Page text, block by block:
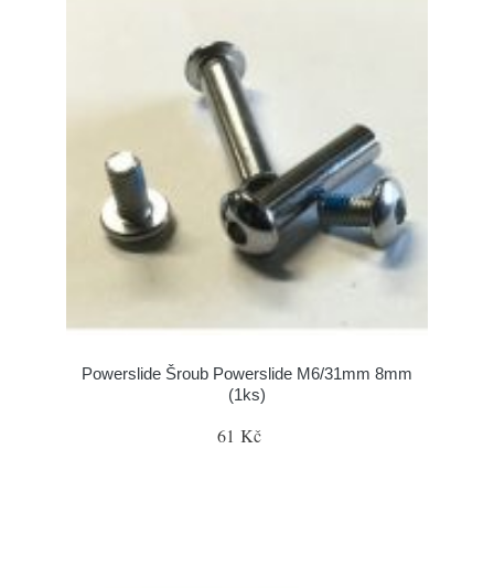
Powerslide Šroub Powerslide M6/31mm 8mm
(1ks)
61 Kč